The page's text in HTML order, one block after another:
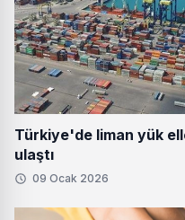
Türkiye'de liman yük
ulaştı
09 Ocak 2026